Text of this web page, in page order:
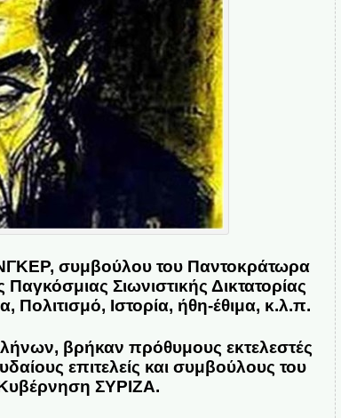
συμβούλου του Παντοκράτωρα
Σιωνιστικής Δικτατορίας
Ιστορία, ήθη-έθιμα, κ.λ.π.
βρήκαν πρόθυμους εκτελεστές
επιτελείς και συμβούλους του
ΣΥΡΙΖΑ.